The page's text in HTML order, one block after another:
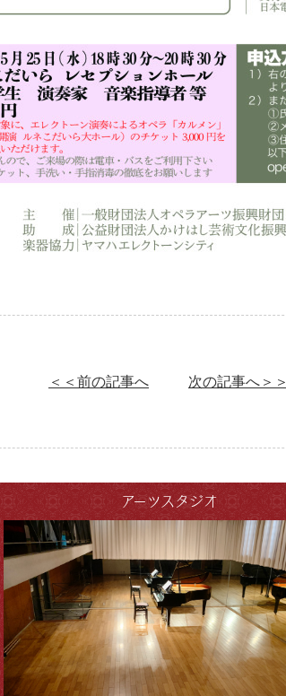
＜＜前の記事へ 次の記事へ＞＞
アーツスタジオ